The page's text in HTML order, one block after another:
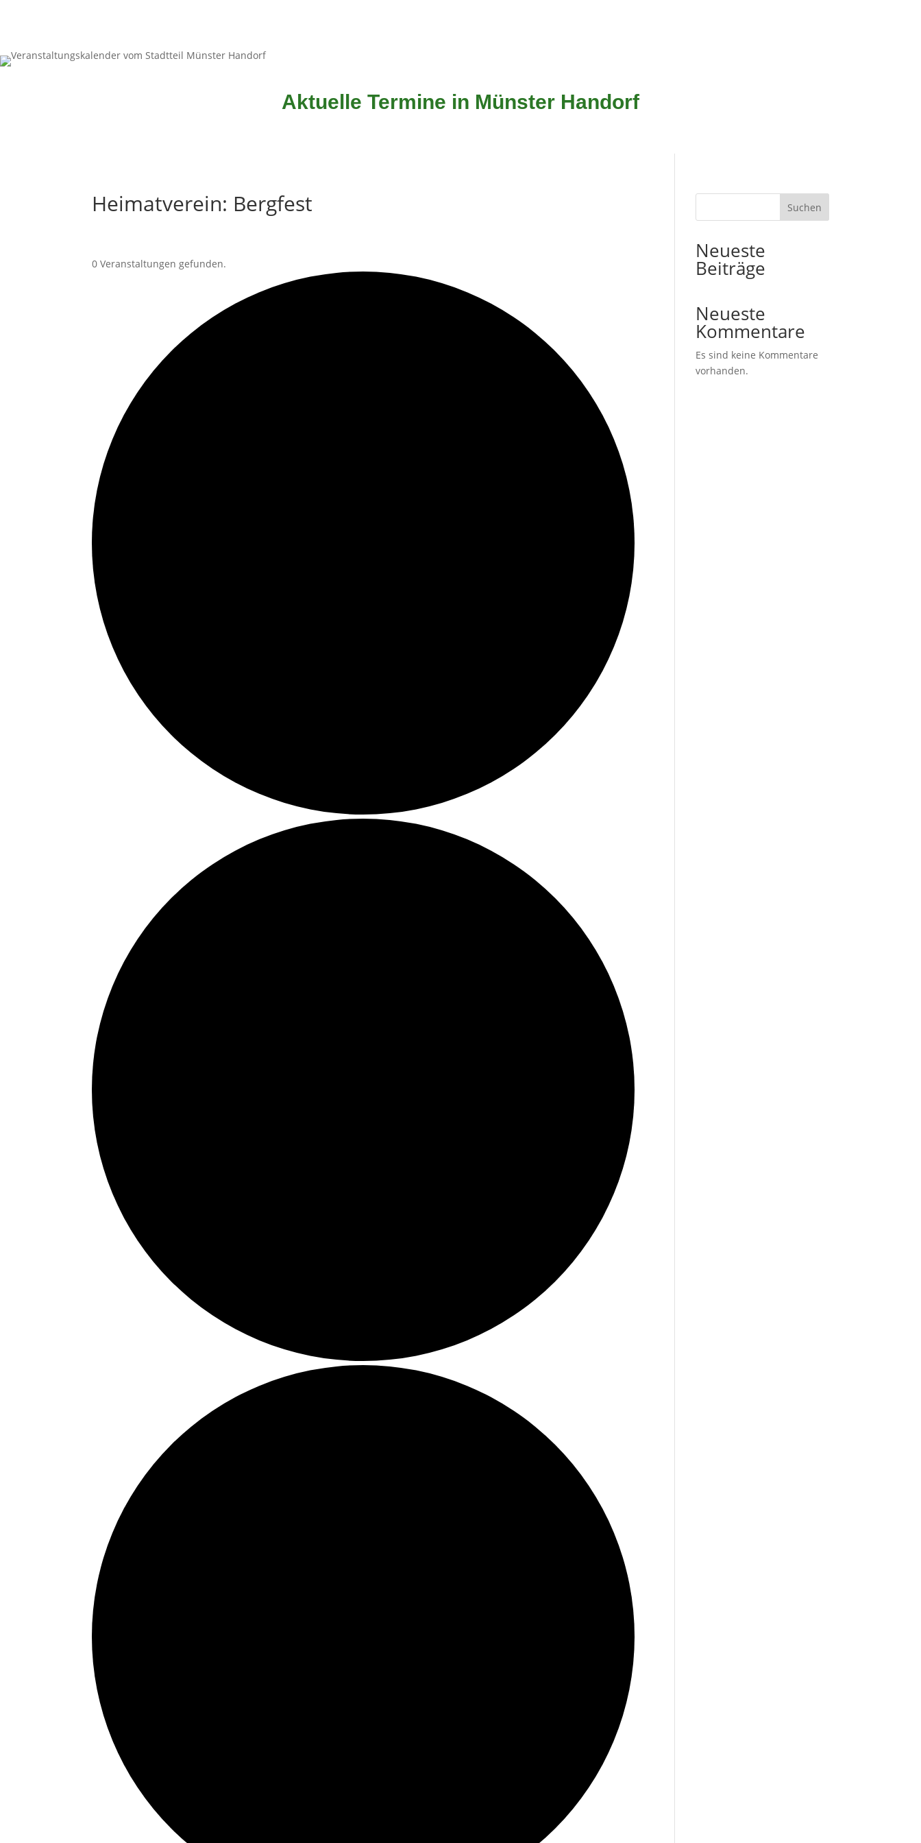
Aktuelle Termine in Münster Handorf
Heimatverein: Bergfest
0 Veranstaltungen gefunden.
Suchen
Neueste
Beiträge
Neueste
Kommentare
Es sind keine Kommentare
vorhanden.